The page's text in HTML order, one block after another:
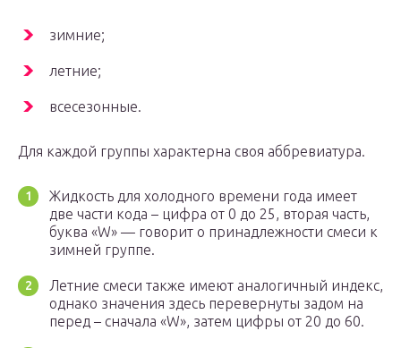
зимние;
летние;
всесезонные.
Для каждой группы характерна своя аббревиатура.
Жидкость для холодного времени года имеет
две части кода – цифра от 0 до 25, вторая часть,
буква «W» — говорит о принадлежности смеси к
зимней группе.
Летние смеси также имеют аналогичный индекс,
однако значения здесь перевернуты задом на
перед – сначала «W», затем цифры от 20 до 60.